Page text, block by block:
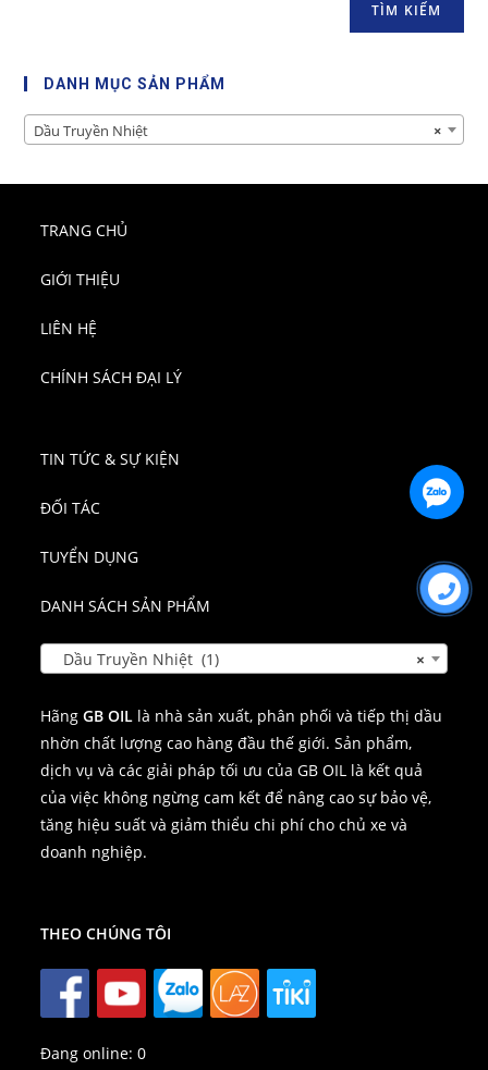
TÌM KIẾM
DANH MỤC SẢN PHẨM
×
Dầu Truyền Nhiệt
TRANG CHỦ
GIỚI THIỆU
LIÊN HỆ
CHÍNH SÁCH ĐẠI LÝ
TIN TỨC & SỰ KIỆN
ĐỐI TÁC
TUYỂN DỤNG
DANH SÁCH SẢN PHẨM
×
Dầu Truyền Nhiệt (1)
HãngGB OIL là nhà sản xuất, phân phối và tiếp thị dầu
nhờn chất lượng cao hàng đầu thế giới. Sản phẩm,
dịch vụ và các giải pháp tối ưu của GB OIL là kết quả
của việc không ngừng cam kết để nâng cao sự bảo vệ,
tăng hiệu suất và giảm thiểu chi phí cho chủ xe và
doanh nghiệp.
THEO CHÚNG TÔI
Đang online:0